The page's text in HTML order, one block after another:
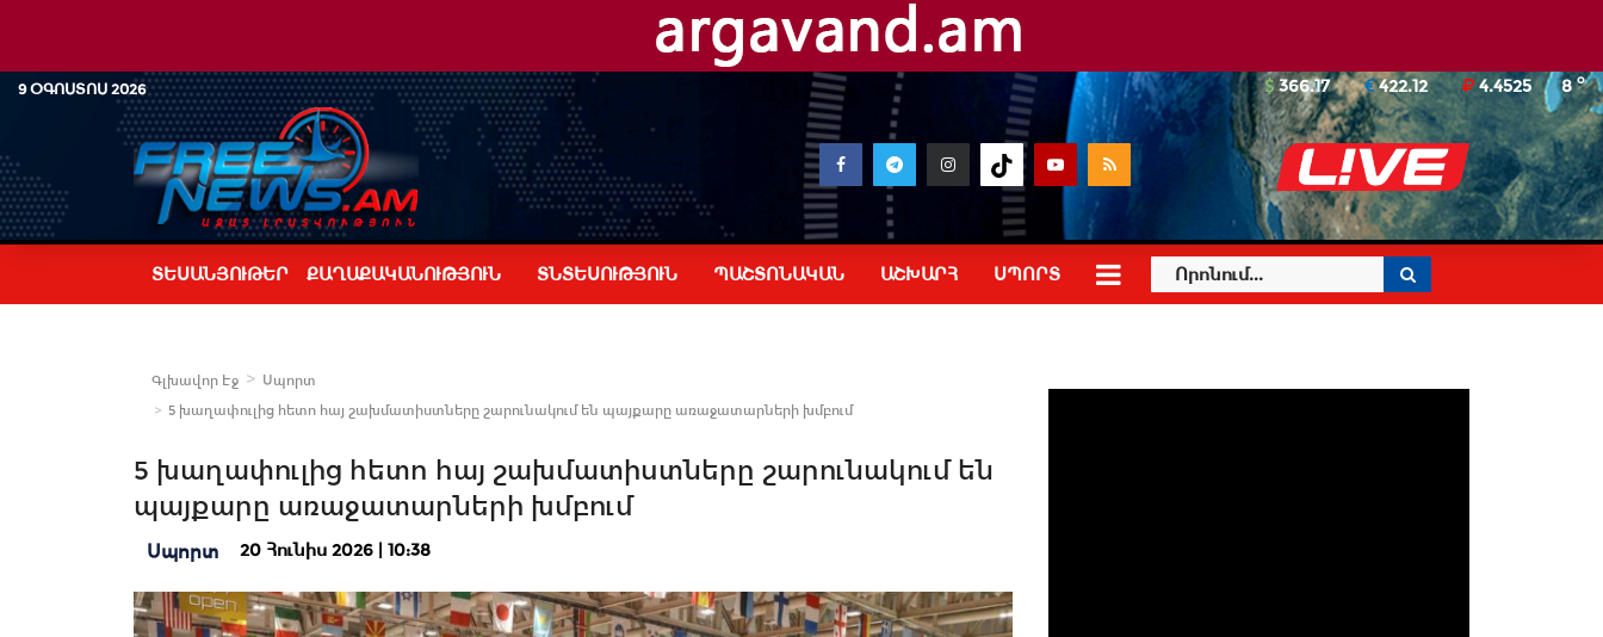
9 ՕԳՈՍՏՈՍ 2026 8o
366.17 422.12 4.4525
ՏԵՍԱՆՅՈՒԹԵՐ ՔԱՂԱՔԱԿԱՆՈՒԹՅՈՒՆ ՏՆՏԵՍՈՒԹՅՈՒՆ ՊԱՇՏՈՆԱԿԱՆ ԱՇԽԱՐՀ ՍՊՈՐՏ
Գլխավոր Էջ
Սպորտ
5 խաղափուլից հետո հայ շախմատիստները շարունակում են պայքարը առաջատարների խմբում
5 խաղափուլից հետո հայ շախմատիստները շարունակում են
պայքարը առաջատարների խմբում
Սպորտ 20 Հունիս 2026 | 10:38